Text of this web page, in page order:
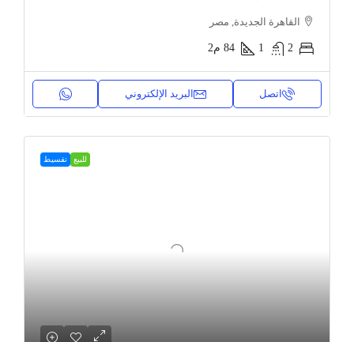
القاهرة الجديدة, مصر
2
1
84 م2
اتصل البريد الإلكتروني
للبيع تقسيط